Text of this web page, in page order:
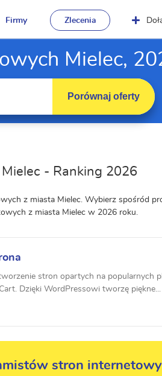
Firmy Zlecenia
Mielec,
Porównaj oferty
- Ranking 2026
z miasta Mielec. Wybierz spośród
z miasta Mielec w 2026 roku.
stron opartych na popularnych
Dzięki WordPressowi tworzę piękne...
stron